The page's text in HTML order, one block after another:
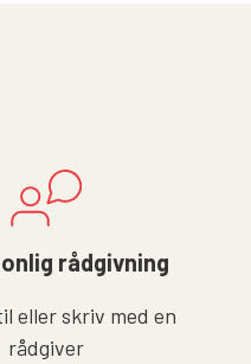
rådgivning
eller skriv med en
rådgiver